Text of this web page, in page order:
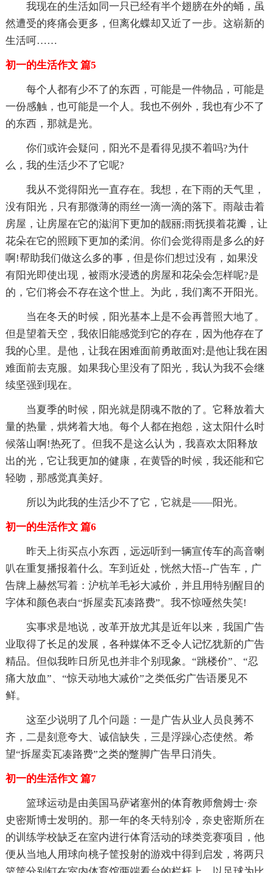
我现在的生活如同一只已经有半个翅膀在外的蛹，虽
然遭受的疼痛会更多，但离化蝶却又近了一步。这崭新的
生活呵……
初一的生活作文 篇5
每个人都有少不了的东西，可能是一件物品，可能是
一份感触，也可能是一个人。我也不例外，我也有少不了
的东西，那就是光。
你们或许会疑问，阳光不是看得见摸不着吗?为什
么，我的生活少不了它呢?
我从不觉得阳光一直存在。我想，在下雨的天气里，
没有阳光，只有那微薄的雨丝一滴一滴的落下。雨敲击着
房屋，让房屋在它的滋润下更加的靓丽;雨抚摸着花瓣，让
花朵在它的照顾下更加的柔润。你们会觉得雨是多么的好
啊!帮助我们做这么多的事，但是你们想过没有，如果没
有阳光即使出现，被雨水浸透的房屋和花朵会怎样呢?是
的，它们将会不存在这个世上。为此，我们离不开阳光。
当在冬天的时候，阳光基本上是不会再普照大地了。
但是望着天空，我依旧能感觉到它的存在，因为他存在了
我的心里。是他，让我在困难面前勇敢面对;是他让我在困
难面前去克服。如果我心里没有了阳光，我认为我不会继
续坚强到现在。
当夏季的时候，阳光就是阴魂不散的了。它释放着大
量的热量，烘烤着大地。每个人都在抱怨，这太阳什么时
候落山啊!热死了。但我不是这么认为，我喜欢太阳释放
出的光，它让我更加的健康，在黄昏的时候，我还能和它
轻吻，那感觉真美好。
所以为此我的生活少不了它，它就是——阳光。
初一的生活作文 篇6
昨天上街买点小东西，远远听到一辆宣传车的高音喇
叭在重复播报着什么。车到近处，恍然大悟--广告车，广
告牌上赫然写着：沪杭羊毛衫大减价，并且用特别醒目的
字体和颜色表白“拆屋卖瓦凑路费”。我不惊哑然失笑!
实事求是地说，改革开放尤其是近年以来，我国广告
业取得了长足的发展，各种媒体不乏令人记忆犹新的广告
精品。但似我昨日所见也并非个别现象。“跳楼价”、“忍
痛大放血”、“惊天动地大减价”之类低劣广告语屡见不
鲜。
这至少说明了几个问题：一是广告从业人员良莠不
齐，二是刻意夸大、诚信缺失，三是浮躁心态使然。希
望“拆屋卖瓦凑路费”之类的蹩脚广告早日消失。
初一的生活作文 篇7
篮球运动是由美国马萨诸塞州的体育教师詹姆士·奈
史密斯博士发明的。那一年的冬天特别冷，奈史密斯所在
的训练学校缺乏在室内进行体育活动的球类竞赛项目，他
便从当地人用球向桃子筐投射的游戏中得到启发，将两只